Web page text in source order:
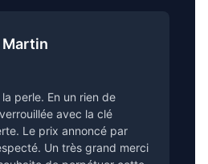
Martin
perle. En un rien de
avec la clé
Le prix annoncé par
Un très grand merci